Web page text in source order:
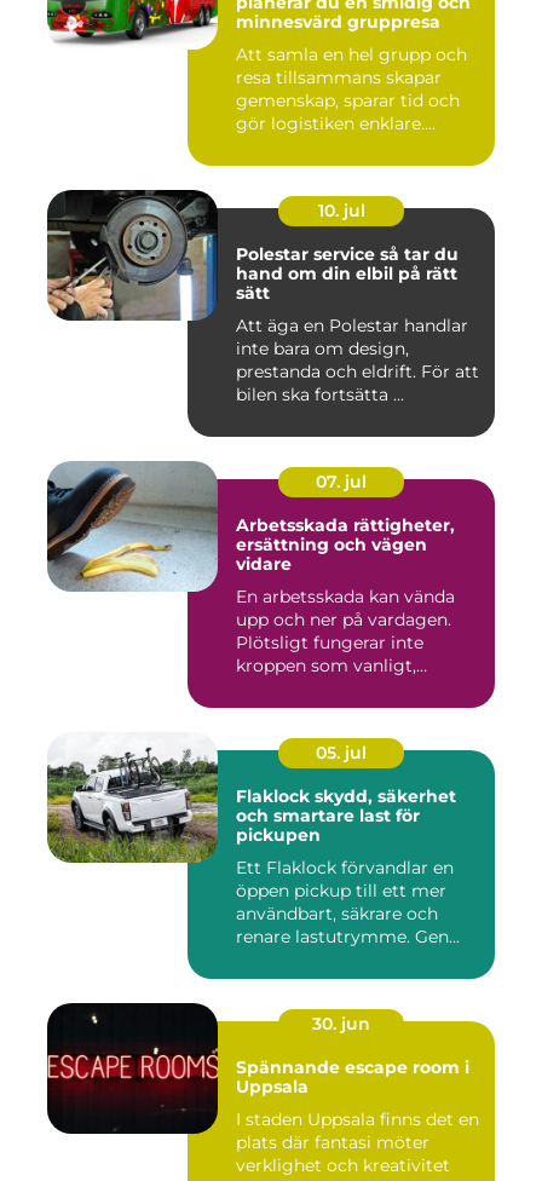
minnesvärd gruppresa
Att samla en hel grupp och
resa tillsammans skapar
gemenskap, sparar tid och
gör logistiken enklare....
10. jul
Polestar service så tar du
hand om din elbil på rätt
sätt
Att äga en Polestar handlar
inte bara om design,
prestanda och eldrift. För att
bilen ska fortsätta ...
07. jul
Arbetsskada rättigheter,
ersättning och vägen
vidare
En arbetsskada kan vända
upp och ner på vardagen.
Plötsligt fungerar inte
kroppen som vanligt,
05. jul
Flaklock skydd, säkerhet
och smartare last för
pickupen
Ett Flaklock förvandlar en
öppen pickup till ett mer
användbart, säkrare och
renare lastutrymme. Gen...
30. jun
Spännande escape room i
Uppsala
I staden Uppsala finns det en
plats där fantasi möter
verklighet och kreativitet